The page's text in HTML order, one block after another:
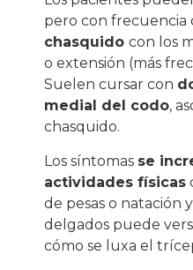
pero con frecuencia
chasquido con los
o extensión (más
Suelen cursar con
medial del codo,
chasquido.
Los síntomas se
actividades físicas
de pesas o natación
delgados puede
cómo se luxa el